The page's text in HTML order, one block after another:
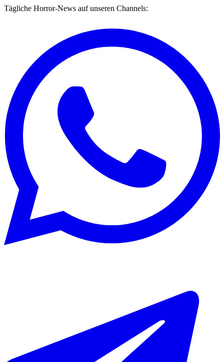
Tägliche Horror-News auf unseren Channels: